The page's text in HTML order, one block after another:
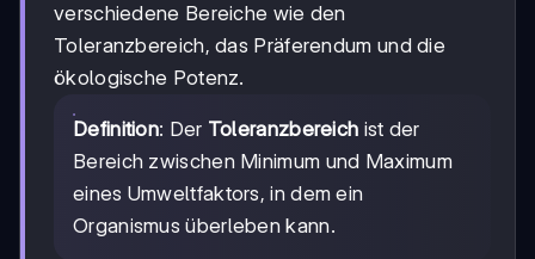
verschiedene Bereiche wie den
Toleranzbereich, das Präferendum und die
ökologische Potenz.
Definition: Der Toleranzbereich ist der
Bereich zwischen Minimum und Maximum
eines Umweltfaktors, in dem ein
Organismus überleben kann.